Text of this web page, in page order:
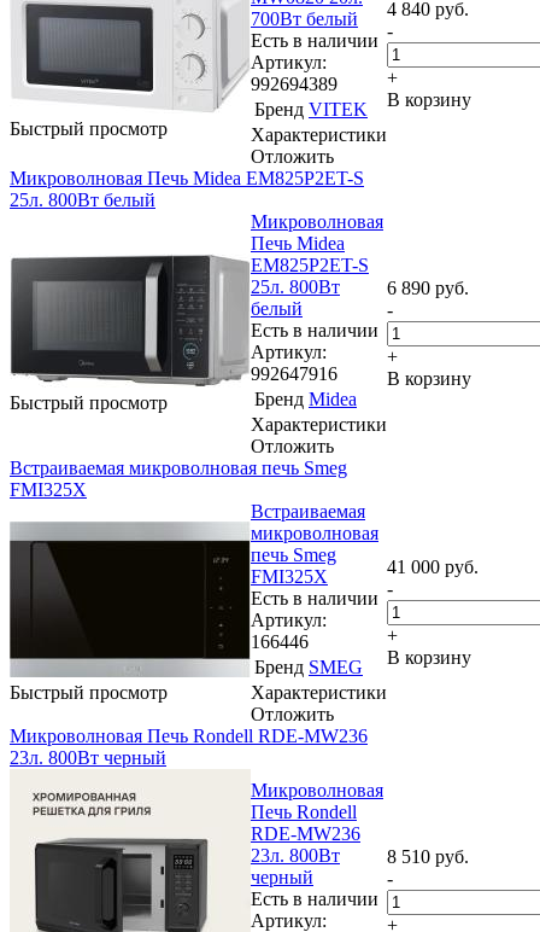
Быстрый просмотр
700Вт белый
Есть в наличии
Артикул:
992694389
Бренд VITEK
Характеристики
Отложить
4 840 руб.
-
+
В корзину
Микроволновая Печь Midea EM825P2ET-S
25л. 800Вт белый
Быстрый просмотр
Микроволновая
Печь Midea
EM825P2ET-S
25л. 800Вт
белый
Есть в наличии
Артикул:
992647916
Бренд Midea
Характеристики
Отложить
6 890 руб.
-
+
В корзину
Встраиваемая микроволновая печь Smeg
FMI325X
Быстрый просмотр
Встраиваемая
микроволновая
печь Smeg
FMI325X
Есть в наличии
Артикул:
166446
Бренд SMEG
Характеристики
Отложить
41 000 руб.
-
+
В корзину
Микроволновая Печь Rondell RDE-MW236
23л. 800Вт черный
Микроволновая
Печь Rondell
RDE-MW236
23л. 800Вт
черный
Есть в наличии
Артикул:
8 510 руб.
-
+